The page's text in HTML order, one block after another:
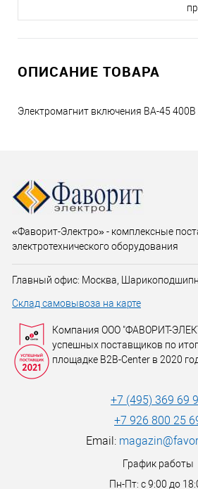
ОПИСАНИЕ ТОВАРА
Электромагнит включения ВА-45 400В
«Фаворит-Электро» - комплексные
электротехнического оборудования
Главный офис: Москва,
Склад самовывоза на карте
Компания ООО "ФАВОРИТ-
успешных поставщиков по
площадке B2B-Center в 2020
+7 (495) 369 69
+7 926 800 25
Email:
График работы
Пн-Пт: с 9:00 до